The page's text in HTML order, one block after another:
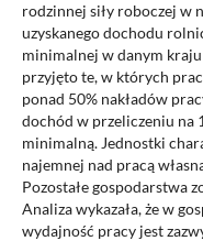
rodzinnej siły roboczej w
uzyskanego dochodu
minimalnej w danym
przyjęto te, w których
ponad 50% nakładów
dochód w przeliczeniu na
minimalną. Jednostki
najemnej nad pracą
Pozostałe gospodarstwa
Analiza wykazała, że w
wydajność pracy jest